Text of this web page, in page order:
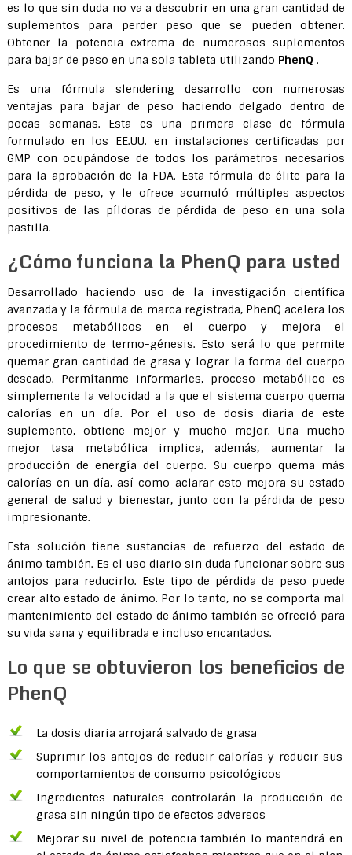
es lo que sin duda no va a descubrir en una gran cantidad de
suplementos para perder peso que se pueden obtener.
Obtener la potencia extrema de numerosos suplementos
para bajar de peso en una sola tableta utilizando PhenQ .
Es una fórmula slendering desarrollo con numerosas
ventajas para bajar de peso haciendo delgado dentro de
pocas semanas. Esta es una primera clase de fórmula
formulado en los EE.UU. en instalaciones certificadas por
GMP con ocupándose de todos los parámetros necesarios
para la aprobación de la FDA. Esta fórmula de élite para la
pérdida de peso, y le ofrece acumuló múltiples aspectos
positivos de las píldoras de pérdida de peso en una sola
pastilla.
¿Cómo funciona la PhenQ para usted
Desarrollado haciendo uso de la investigación científica
avanzada y la fórmula de marca registrada, PhenQ acelera los
procesos metabólicos en el cuerpo y mejora el
procedimiento de termo-génesis. Esto será lo que permite
quemar gran cantidad de grasa y lograr la forma del cuerpo
deseado. Permítanme informarles, proceso metabólico es
simplemente la velocidad a la que el sistema cuerpo quema
calorías en un día. Por el uso de dosis diaria de este
suplemento, obtiene mejor y mucho mejor. Una mucho
mejor tasa metabólica implica, además, aumentar la
producción de energía del cuerpo. Su cuerpo quema más
calorías en un día, así como aclarar esto mejora su estado
general de salud y bienestar, junto con la pérdida de peso
impresionante.
Esta solución tiene sustancias de refuerzo del estado de
ánimo también. Es el uso diario sin duda funcionar sobre sus
antojos para reducirlo. Este tipo de pérdida de peso puede
crear alto estado de ánimo. Por lo tanto, no se comporta mal
mantenimiento del estado de ánimo también se ofreció para
su vida sana y equilibrada e incluso encantados.
Lo que se obtuvieron los beneficios de
PhenQ
La dosis diaria arrojará salvado de grasa
Suprimir los antojos de reducir calorías y reducir sus
comportamientos de consumo psicológicos
Ingredientes naturales controlarán la producción de
grasa sin ningún tipo de efectos adversos
Mejorar su nivel de potencia también lo mantendrá en